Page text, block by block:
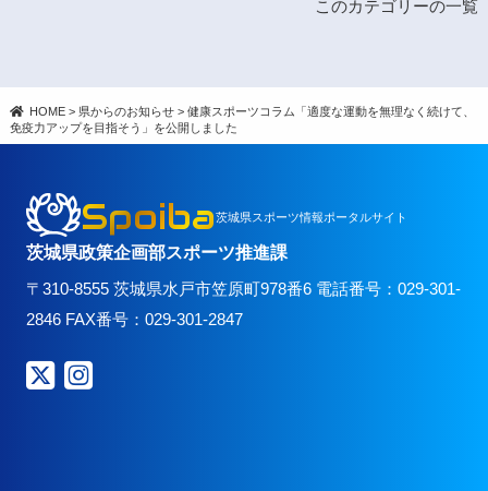
このカテゴリーの一覧
HOME > 県からのお知らせ >健康スポーツコラム「適度な運動を無理なく続けて、
免疫力アップを目指そう」を公開しました
Spoiba茨城県スポーツ情報ポータルサイト
茨城県政策企画部スポーツ推進課
〒310-8555 茨城県水戸市笠原町978番6 電話番号：029-301-
2846 FAX番号：029-301-2847